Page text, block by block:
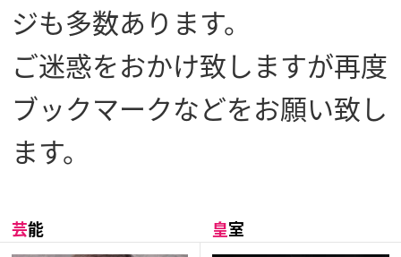
ジも多数あります。
ご迷惑をおかけ致しますが再度
ブックマークなどをお願い致し
ます。
芸能 皇室